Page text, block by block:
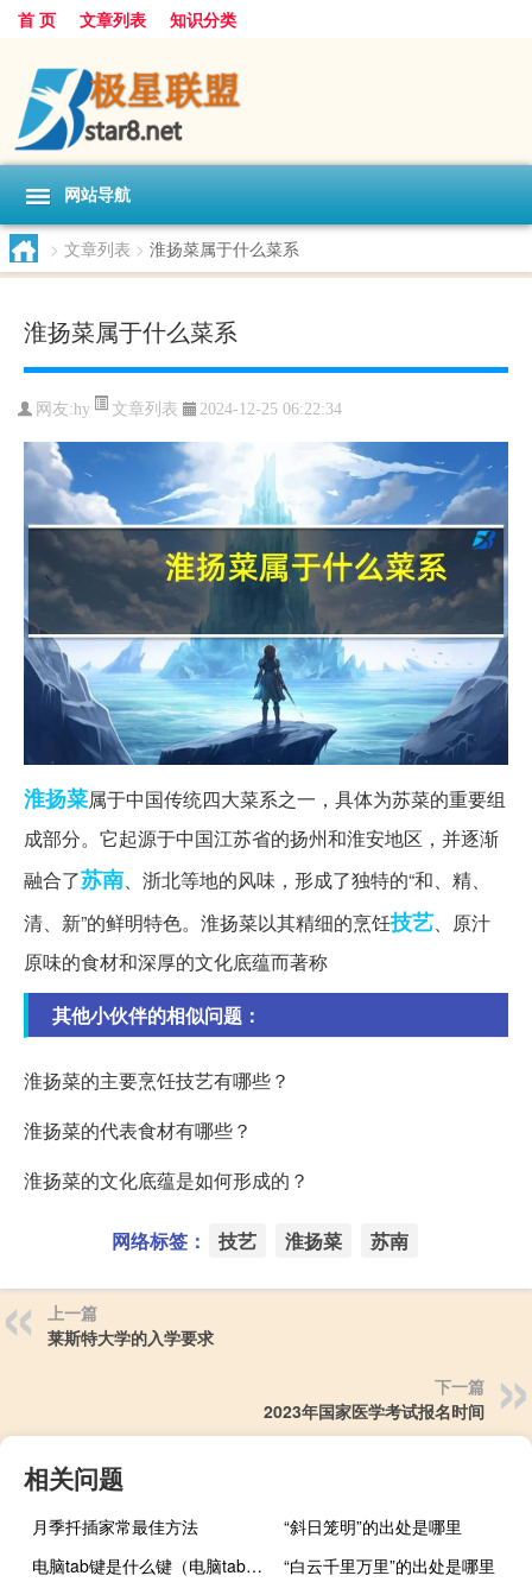
首 页 文章列表 知识分类
网站导航
> 文章列表 > 淮扬菜属于什么菜系
淮扬菜属于什么菜系
网友:hy 文章列表 2024-12-25 06:22:34
淮扬菜属于中国传统四大菜系之一，具体为苏菜的重要组
成部分。它起源于中国江苏省的扬州和淮安地区，并逐渐
融合了苏南、浙北等地的风味，形成了独特的“和、精、
清、新”的鲜明特色。淮扬菜以其精细的烹饪技艺、原汁
原味的食材和深厚的文化底蕴而著称
其他小伙伴的相似问题：
淮扬菜的主要烹饪技艺有哪些？
淮扬菜的代表食材有哪些？
淮扬菜的文化底蕴是如何形成的？
网络标签： 技艺 淮扬菜 苏南
上一篇
莱斯特大学的入学要求
下一篇
2023年国家医学考试报名时间
相关问题
月季扦插家常最佳方法
“斜日笼明”的出处是哪里
电脑tab键是什么键（电脑tab键是什么意思）
“白云千里万里”的出处是哪里